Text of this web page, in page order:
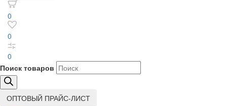
0
0
0
Поиск товаров
ОПТОВЫЙ ПРАЙС-ЛИСТ